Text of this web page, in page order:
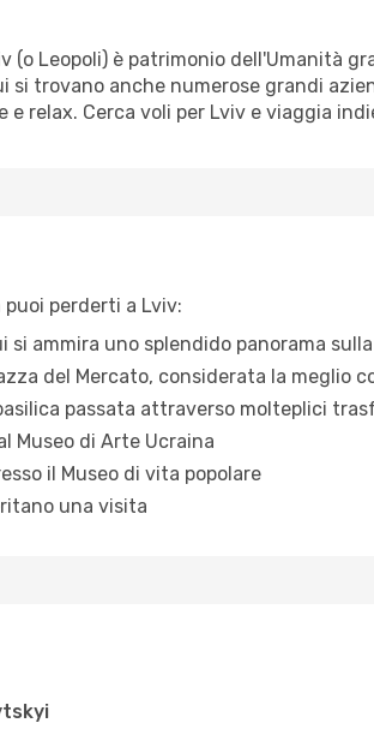
(o Leopoli) è patrimonio dell'Umanità
trovano anche numerose grandi
relax. Cerca voli per Lviv e viaggia
perderti a Lviv:
si ammira uno splendido panorama
del Mercato, considerata la meglio
passata attraverso molteplici
Museo di Arte Ucraina
il Museo di vita popolare
una visita